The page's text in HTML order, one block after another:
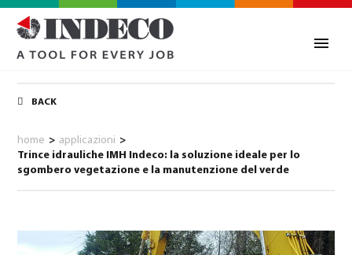
BACK
home > applicazioni >
Trince idrauliche IMH Indeco: la soluzione ideale per lo
sgombero vegetazione e la manutenzione del verde